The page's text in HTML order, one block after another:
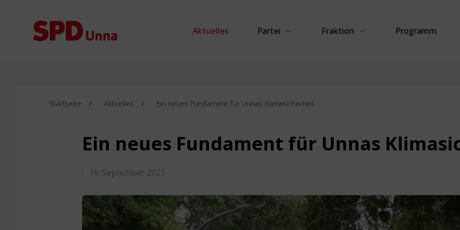
Aktuelles Partei Fraktion Programm
Startseite Aktuelles Ein neues Fundament für Unnas Klimasicherheit
Ein neues Fundament für Unnas
16. September 2021